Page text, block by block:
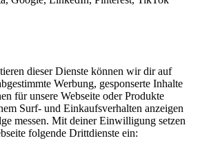
dieser Dienste können wir dir auf
Werbung, gesponserte Inhalte
für unsere Webseite oder Produkte
Surf- und Einkaufsverhalten anzeigen
messen. Mit deiner Einwilligung setzen
folgende Drittdienste ein: